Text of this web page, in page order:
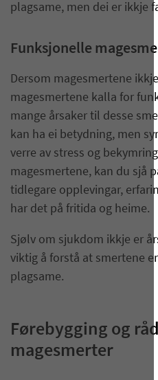
plagsame, men dei er ikkje
Funksjonelle
Dersom magesmertene
magesmertene kalla for
mange årsaker til desse
kan ha ei betydning, men
verre av stress og
magesmertene, kan du sjå
tidlegare opplevingar,
har det på fritida og heime.
Sjølv om sjukdom ikkje er
viktig å forstå at smertene
plagsame.
Førebygging og
magesmerter